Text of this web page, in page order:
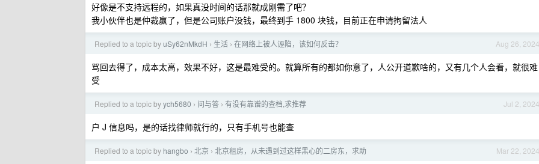
好像是不支持远程的，如果真没时间的话那就成刚需了吧？
我小伙伴也是仲裁赢了，但是公司账户没钱，最终到手 1800 块钱，目前正在申请拘留法人
Aug 26, 2024
Replied to a topic byuSy62nMkdH › 生活 › 在网络上被人诬陷，该如何反击？
骂回去得了，成本太高，效果不好，这是最难受的。就算所有的都如你意了，人公开道歉啥的，又有几个人会看，就很难
受
Jul 2, 2024
Replied to a topic byych5680 › 问与答 › 有没有靠谱的查档,求推荐
户 J 信息吗，是的话找律师就行的，只有手机号也能查
Mar 22, 2024
Replied to a topic by hangbo › 北京 › 北京租房，从未遇到过这样黑心的二房东，求助